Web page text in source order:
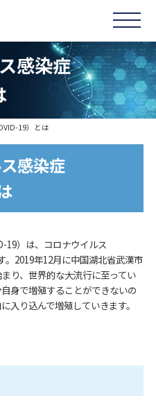
感染症
19）とは
感染症
19）は、コロナウイルス
。2019年12月に中国湖北省武漢市
り、世界的な大流行に至ってい
身で増殖することができないの
入り込んで増殖していきます。